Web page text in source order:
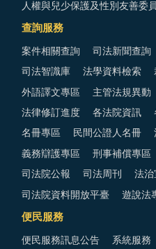
人權與兒少保護及性別友善委
查詢服務
案件相關查詢 司法新聞查詢
司法智識庫 法學資料檢索
外語譯文專區 主管法規異動
法律修訂進度 各法院資訊
名冊專區 民間公證人名冊
義務辯護專區 刑事補償專區
司法院公報 司法周刊 法治
司法院資料開放平臺 遊說法
便民服務
便民服務訊息公告 系統服務